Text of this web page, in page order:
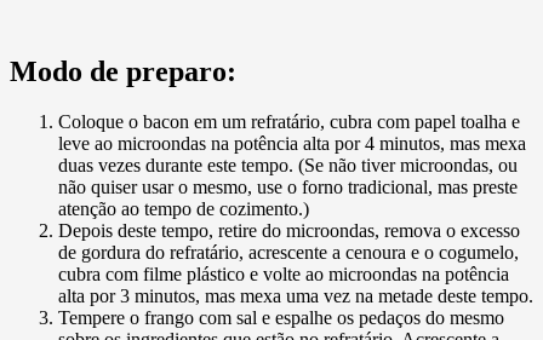
Modo de preparo:
Coloque o bacon em um refratário, cubra com papel toalha e
leve ao microondas na potência alta por 4 minutos, mas mexa
duas vezes durante este tempo. (Se não tiver microondas, ou
não quiser usar o mesmo, use o forno tradicional, mas preste
atenção ao tempo de cozimento.)
Depois deste tempo, retire do microondas, remova o excesso
de gordura do refratário, acrescente a cenoura e o cogumelo,
cubra com filme plástico e volte ao microondas na potência
alta por 3 minutos, mas mexa uma vez na metade deste tempo.
Tempere o frango com sal e espalhe os pedaços do mesmo